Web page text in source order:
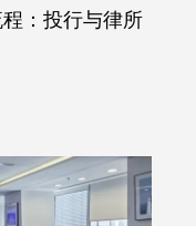
：投行与律所